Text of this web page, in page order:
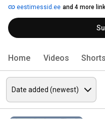
eestimessid.ee and 4 more
Home Videos Shorts